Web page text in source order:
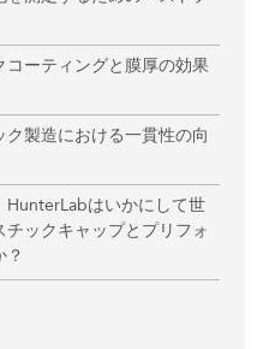
ーティングと膜厚の効果
製造における一貫性の向
HunterLabはいかにして世
ックキャップとプリフォ
？